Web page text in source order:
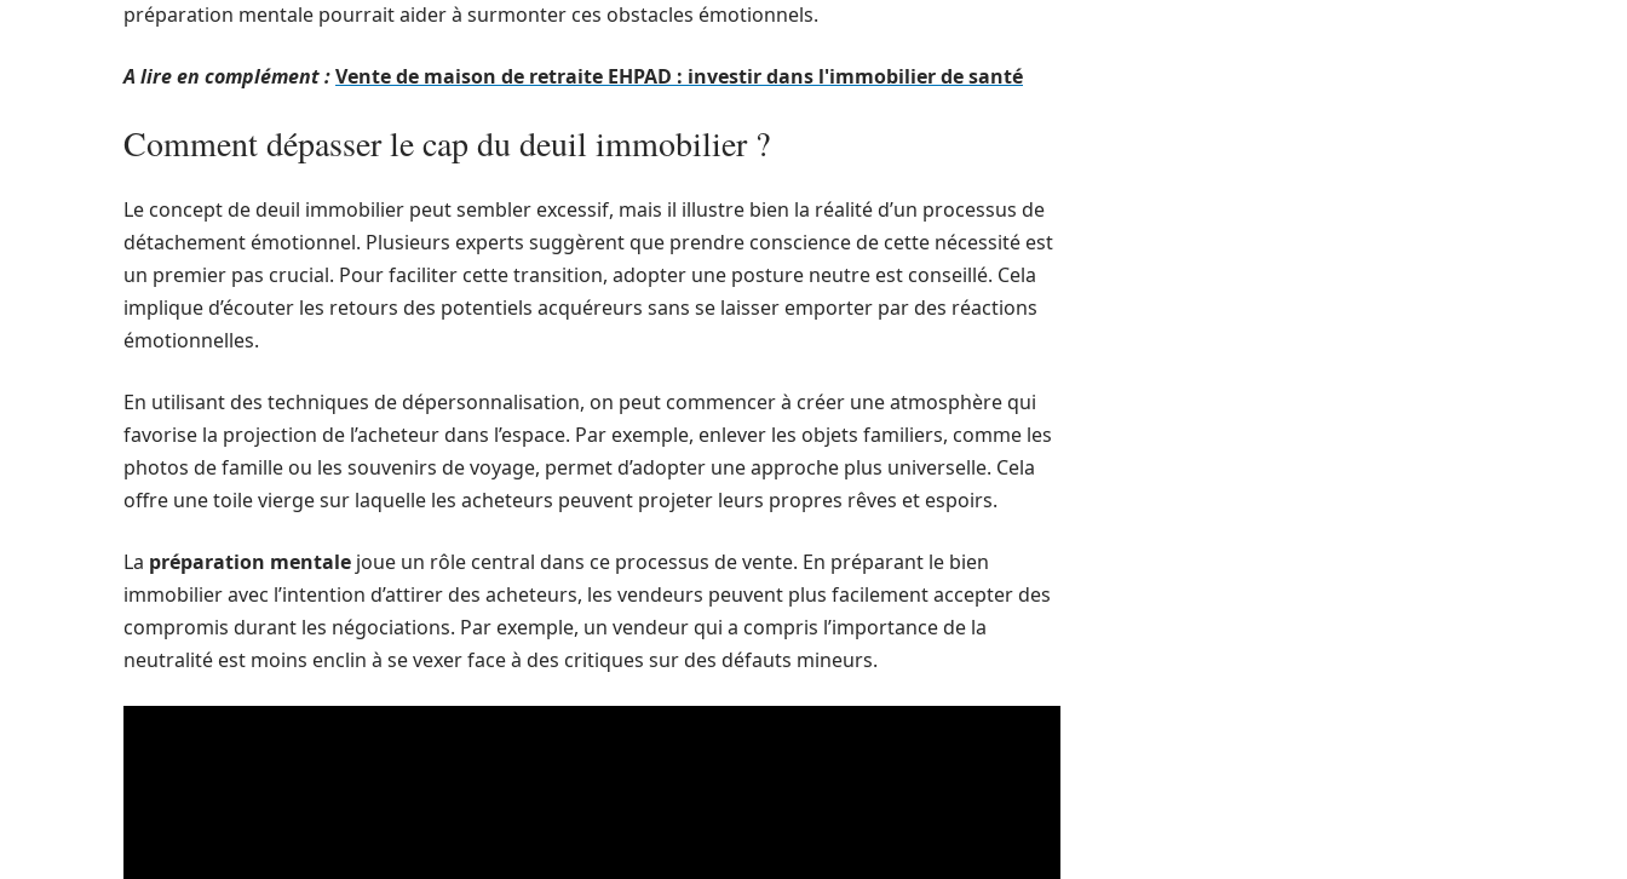
préparation mentale pourrait aider à surmonter ces obstacles émotionnels.
A lire en complément :Vente de maison de retraite EHPAD : investir dans l'immobilier de santé
Comment dépasser le cap du deuil immobilier ?
Le concept de deuil immobilier peut sembler excessif, mais il illustre bien la réalité d’un processus de
détachement émotionnel. Plusieurs experts suggèrent que prendre conscience de cette nécessité est
un premier pas crucial. Pour faciliter cette transition, adopter une posture neutre est conseillé. Cela
implique d’écouter les retours des potentiels acquéreurs sans se laisser emporter par des réactions
émotionnelles.
En utilisant des techniques de dépersonnalisation, on peut commencer à créer une atmosphère qui
favorise la projection de l’acheteur dans l’espace. Par exemple, enlever les objets familiers, comme les
photos de famille ou les souvenirs de voyage, permet d’adopter une approche plus universelle. Cela
offre une toile vierge sur laquelle les acheteurs peuvent projeter leurs propres rêves et espoirs.
La préparation mentale joue un rôle central dans ce processus de vente. En préparant le bien
immobilier avec l’intention d’attirer des acheteurs, les vendeurs peuvent plus facilement accepter des
compromis durant les négociations. Par exemple, un vendeur qui a compris l’importance de la
neutralité est moins enclin à se vexer face à des critiques sur des défauts mineurs.